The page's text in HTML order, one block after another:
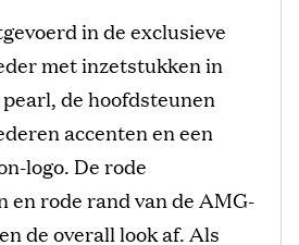
in de exclusieve
met inzetstukken in
de hoofdsteunen
accenten en een
logo. De rode
en rode rand van de AMG-
de overall look af. Als